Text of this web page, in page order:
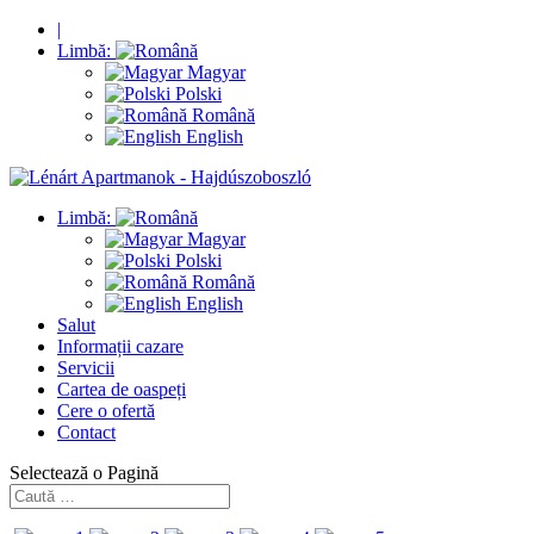
|
Limbă:
Magyar
Polski
Română
English
Limbă:
Magyar
Polski
Română
English
Salut
Informații cazare
Servicii
Cartea de oaspeți
Cere o ofertă
Contact
Selectează o Pagină